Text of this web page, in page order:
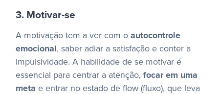
3. Motivar-se
A motivação tem a ver com o autocontrole
emocional, saber adiar a satisfação e conter a
impulsividade. A habilidade de se motivar é
essencial para centrar a atenção, focar em uma
meta e entrar no estado de flow (fluxo), que leva